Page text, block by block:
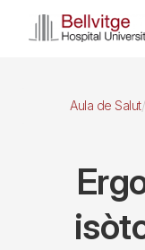
Aula de Salut